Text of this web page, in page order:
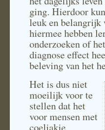
ging. Hierdoor
leuk en belangrijk
hiermee hebben
onderzoeken of
diagnose effect
beleving van het
Het is dus niet
moeilijk voor te
stellen dat het
voor mensen met
coeliakie